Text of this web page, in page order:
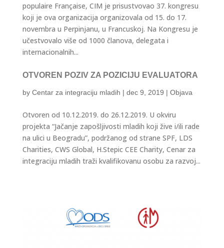
populaire Française, CIM je prisustvovao 37. kongresu
koji je ova organizacija organizovala od 15. do 17.
novembra u Perpinjanu, u Francuskoj. Na Kongresu je
učestvovalo više od 1000 članova, delegata i
internacionalnih...
OTVOREN POZIV ZA POZICIJU EVALUATORA
by Centar za integraciju mladih | dec 9, 2019 | Objava
Otvoren od 10.12.2019. do 26.12.2019. U okviru
projekta “Jačanje zapošljivosti mladih koji žive i/ili rade
na ulici u Beogradu”, podržanog od strane SPF, LDS
Charities, CWS Global, H.Stepic CEE Charity, Cenar za
integraciju mladih traži kvalifikovanu osobu za razvoj...